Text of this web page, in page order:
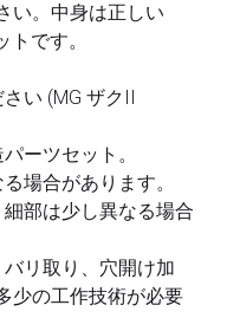
メガミデバイス
メガミデバイス
い。中身は正しい
です。
い (MG ザクII
ーツセット。
場合があります。
部は少し異なる場合
リ取り、穴開け加
少の工作技術が必要